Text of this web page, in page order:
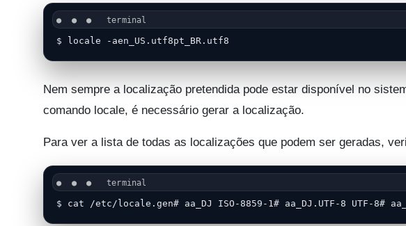
$ locale -aen_US.utf8pt_BR.utf8
Nem sempre a localização pretendida pode estar disponível no
comando locale, é necessário gerar a localização.
Para ver a lista de todas as localizações que podem ser geradas,
$ cat /etc/locale.gen# aa_DJ ISO-8859-1# aa_DJ.UTF-8 UTF-8#